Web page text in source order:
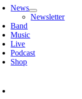
News
Newsletter
Band
Music
Live
Podcast
Shop